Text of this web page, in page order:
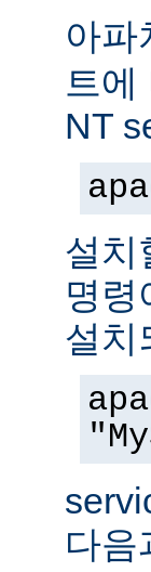
아파
트에
NT
설치
명령
설치
다음